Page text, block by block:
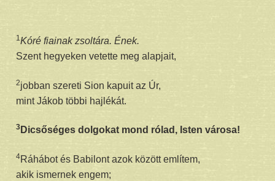
1Kóré fiainak zsoltára. Ének.
Szent hegyeken vetette meg alapjait,
2jobban szereti Sion kapuit az Úr,
mint Jákob többi hajlékát.
3 Dicsőséges dolgokat mond rólad, Isten városa!
4Ráhábot és Babilont azok között említem,
akik ismernek engem;